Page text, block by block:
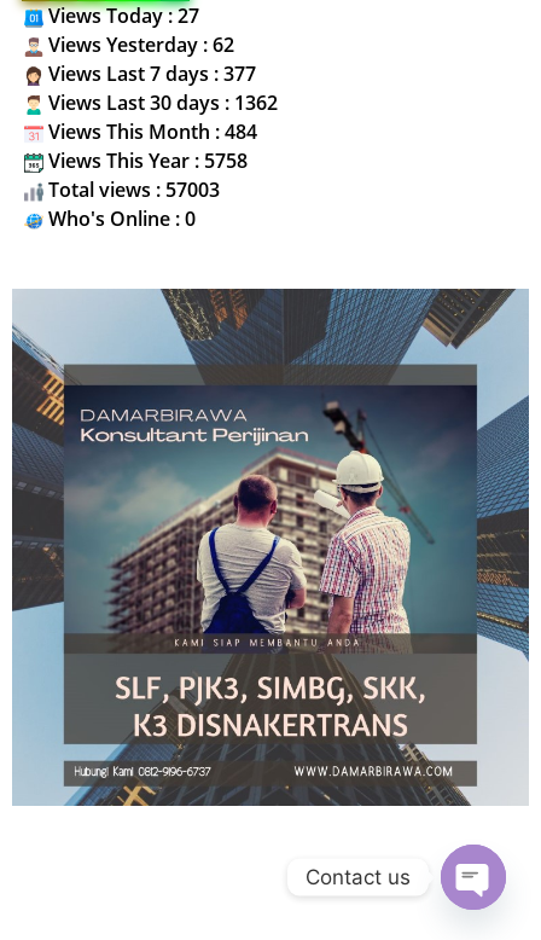
Views Today : 27
Views Yesterday : 62
Views Last 7 days : 377
Views Last 30 days : 1362
Views This Month : 484
Views This Year : 5758
Total views : 57003
Who's Online : 0
Contact us
Open